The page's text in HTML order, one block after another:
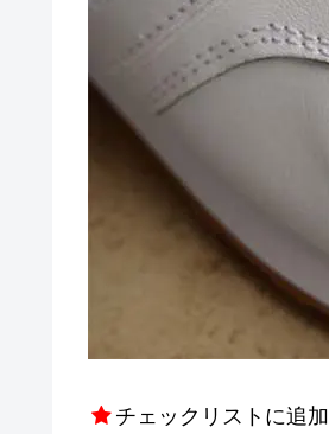
チェックリストに追加